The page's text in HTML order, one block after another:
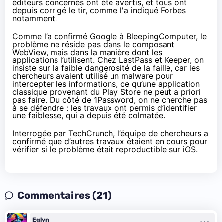
éditeurs concernés ont été avertis, et tous ont
depuis corrigé le tir, comme l'a indiqué Forbes
notamment.
Comme l’a confirmé Google à BleepingComputer, le
problème ne réside pas dans le composant
WebView, mais dans la manière dont les
applications l’utilisent. Chez LastPass et Keeper, on
insiste sur la faible dangerosité de la faille, car les
chercheurs avaient utilisé un malware pour
intercepter les informations, ce qu’une application
classique provenant du Play Store ne peut a priori
pas faire. Du côté de 1Password, on ne cherche pas
à se défendre : les travaux ont permis d’identifier
une faiblesse, qui a depuis été colmatée.
Interrogée par TechCrunch, l’équipe de chercheurs a
confirmé que d’autres travaux étaient en cours pour
vérifier si le problème était reproductible sur iOS.
Commentaires (21)
Eglyn